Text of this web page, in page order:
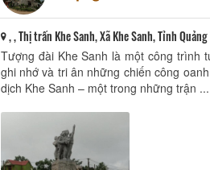
, , Thị trấn Khe Sanh, Xã Khe Sanh, Tỉnh
Tượng đài Khe Sanh là một công trình
ghi nhớ và tri ân những chiến công
dịch Khe Sanh – một trong những trận ...